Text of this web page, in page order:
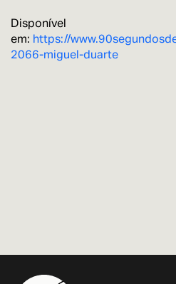
Disponível
em: https://
2066-miguel-duarte